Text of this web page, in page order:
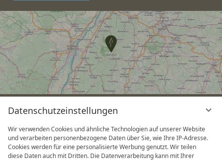
Datenschutzeinstellungen
Wir verwenden Cookies und ähnliche Technologien auf unserer Website
und verarbeiten personenbezogene Daten über Sie, wie Ihre IP-Adresse.
Cookies werden für eine personalisierte Werbung genutzt. Wir teilen
diese Daten auch mit Dritten. Die Datenverarbeitung kann mit Ihrer